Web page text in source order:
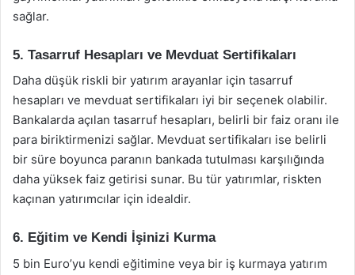
sağlar.
5. Tasarruf Hesapları ve Mevduat Sertifikaları
Daha düşük riskli bir yatırım arayanlar için tasarruf
hesapları ve mevduat sertifikaları iyi bir seçenek olabilir.
Bankalarda açılan tasarruf hesapları, belirli bir faiz oranı ile
para biriktirmenizi sağlar. Mevduat sertifikaları ise belirli
bir süre boyunca paranın bankada tutulması karşılığında
daha yüksek faiz getirisi sunar. Bu tür yatırımlar, riskten
kaçınan yatırımcılar için idealdir.
6. Eğitim ve Kendi İşinizi Kurma
5 bin Euro’yu kendi eğitimine veya bir iş kurmaya yatırım